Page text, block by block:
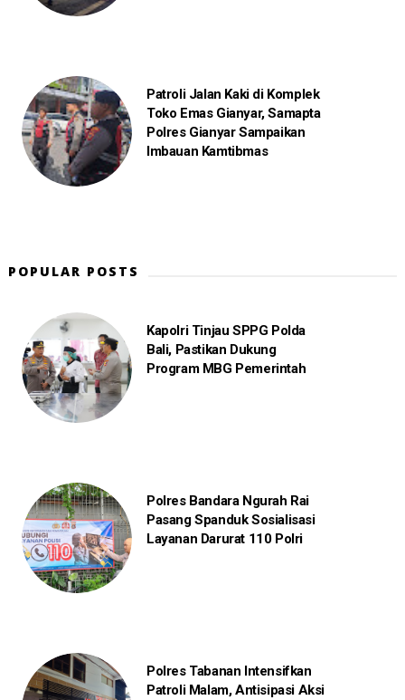
Patroli Jalan Kaki di Komplek
Toko Emas Gianyar, Samapta
Polres Gianyar Sampaikan
Imbauan Kamtibmas
POPULAR POSTS
Kapolri Tinjau SPPG Polda
Bali, Pastikan Dukung
Program MBG Pemerintah
Polres Bandara Ngurah Rai
Pasang Spanduk Sosialisasi
Layanan Darurat 110 Polri
Polres Tabanan Intensifkan
Patroli Malam, Antisipasi Aksi